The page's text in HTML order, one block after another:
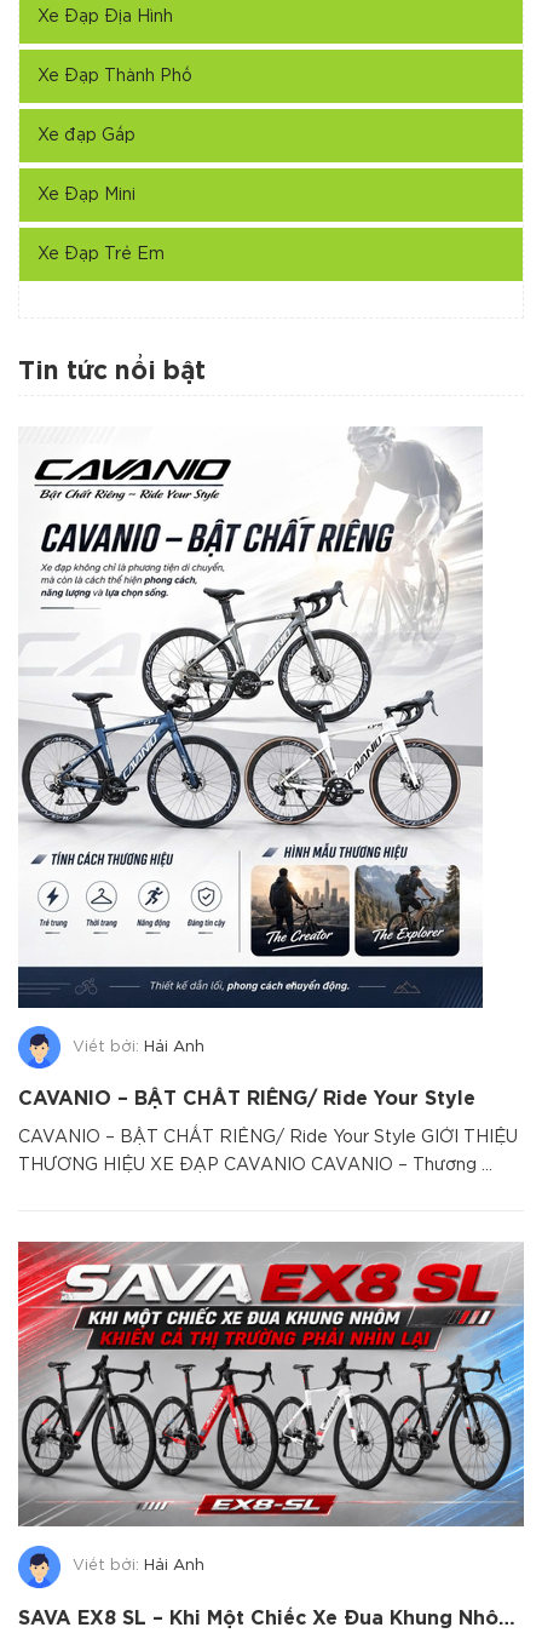
Xe Đạp Địa Hình
Xe Đạp Thành Phố
Xe đạp Gấp
Xe Đạp Mini
Xe Đạp Trẻ Em
Tin tức nổi bật
Viết bởi: Hải Anh
CAVANIO – BẬT CHẤT RIÊNG/ Ride Your Style
CAVANIO – BẬT CHẤT RIÊNG/ Ride Your Style GIỚI THIỆU
THƯƠNG HIỆU XE ĐẠP CAVANIO CAVANIO – Thương ...
Viết bởi: Hải Anh
SAVA EX8 SL – Khi Một Chiếc Xe Đua Khung Nhôm Khiến Cả Thị Trường Phải Nhìn Lại